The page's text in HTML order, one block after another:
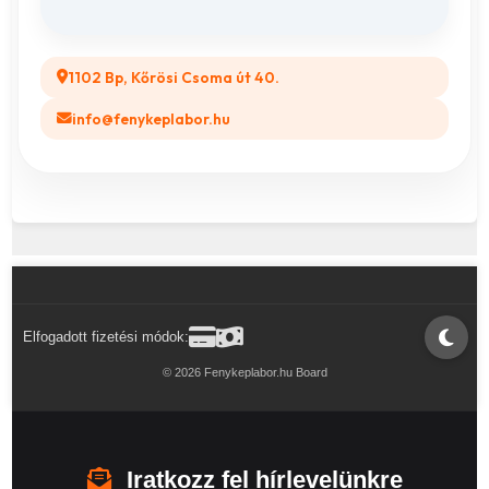
1102 Bp, Kőrösi Csoma út 40.
info@fenykeplabor.hu
Elfogadott fizetési módok:
© 2026 Fenykeplabor.hu Board
Iratkozz fel hírlevelünkre